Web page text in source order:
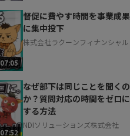
07:05
督促に費やす時間を事業成果
に集中投下
株式会社ラクーンフィナンシャル
07:52
なぜ部下は同じことを聞くの
か？質問対応の時間をゼロに
する方法
NDIソリューションズ株式会社